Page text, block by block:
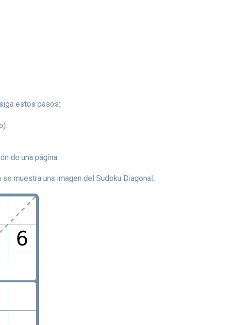
estos pasos:
de una página.
muestra una imagen del Sudoku Diagonal.